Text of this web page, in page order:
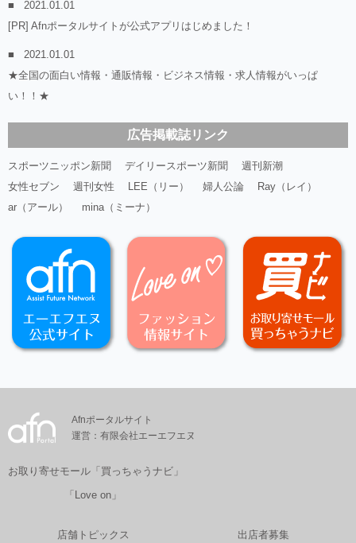
2021.01.01
[PR] Afnポータルサイトが公式アプリはじめました！
2021.01.01
★全国の面白い情報・通販情報・ビジネス情報・求人情報がいっぱ
い！！★
広告掲載誌リンク
スポーツニッポン新聞 デイリースポーツ新聞
週刊新潮
女性セブン
週刊女性 LEE（リー） 婦人公論
Ray（レイ）
ar（アール）
mina（ミーナ）
Afnポータルサイト
運営：有限会社エーエフエヌ
お取り寄せモール「買っちゃうナビ」
「Love on」
店舗トピックス 出店者募集